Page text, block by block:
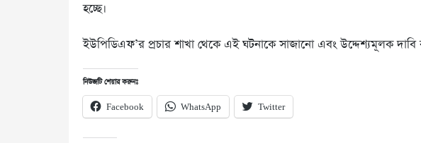
হচ্ছে।
ইউপিডিএফ’র প্রচার শাখা থেকে এই ঘটনাকে সাজানো এবং উদ্দেশ্যমূলক দাবি
নিউজটি শেয়ার করুনঃ
Facebook WhatsApp Twitter